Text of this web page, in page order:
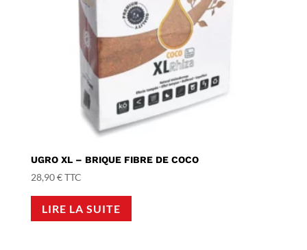
UGRO XL – BRIQUE FIBRE DE COCO
28,90€TTC
LIRE LA SUITE